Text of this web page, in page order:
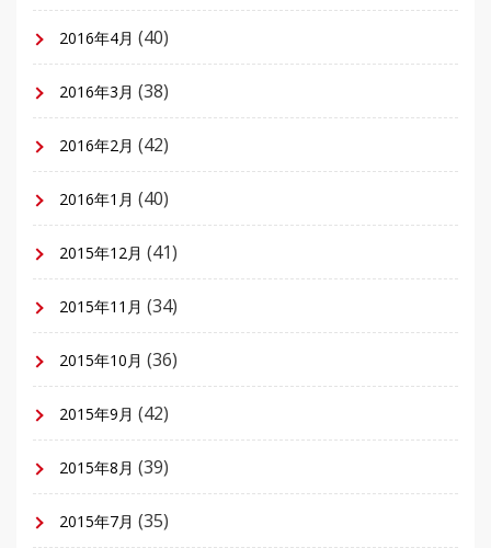
2016年4月 (40)
2016年3月 (38)
2016年2月 (42)
2016年1月 (40)
2015年12月 (41)
2015年11月 (34)
2015年10月 (36)
2015年9月 (42)
2015年8月 (39)
2015年7月 (35)